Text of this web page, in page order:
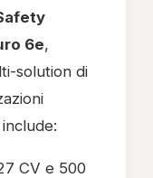
6e,
solution di
CV e 500